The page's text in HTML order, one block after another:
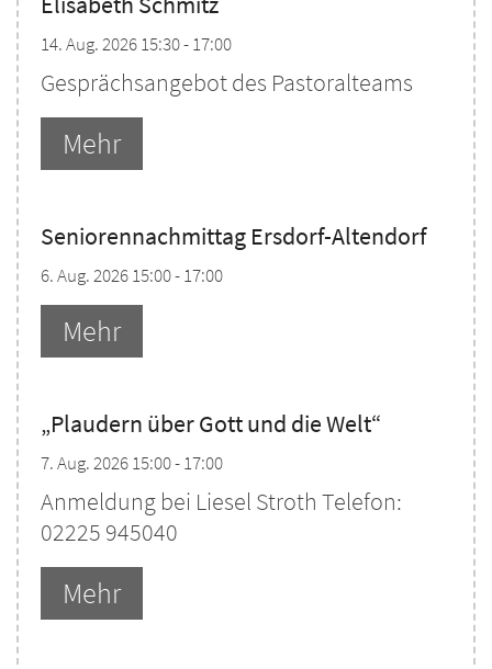
14. Aug. 2026 15:30 - 17:00
Gesprächsangebot des Pastoralteams
Mehr
Seniorennachmittag Ersdorf-Altendorf
6. Aug. 2026 15:00 - 17:00
Mehr
„Plaudern über Gott und die Welt“
7. Aug. 2026 15:00 - 17:00
Anmeldung bei Liesel Stroth Telefon:
02225 945040
Mehr